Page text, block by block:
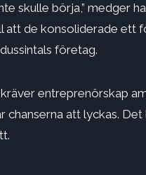
skulle börja,” medger
att de konsoliderade ett
företag.
entreprenörskap
chanserna att lyckas.